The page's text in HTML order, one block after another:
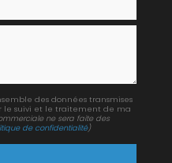
des données transmises
le suivi et le traitement de ma
ne sera faite des
de confidentialité)